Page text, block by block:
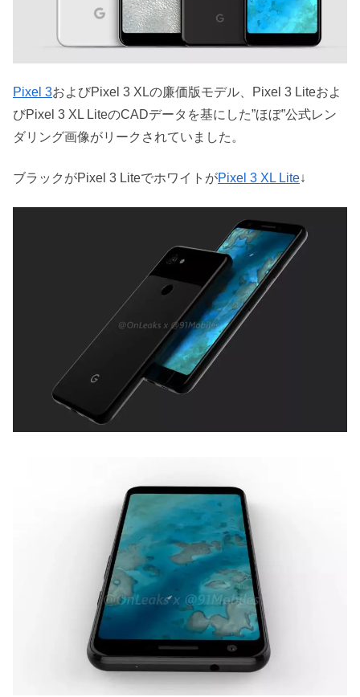
Pixel 3およびPixel 3 XLの廉価版モデル、Pixel 3 Liteおよ
びPixel 3 XL LiteのCADデータを基にした”ほぼ”公式レン
ダリング画像がリークされていました。
ブラックがPixel 3 LiteでホワイトがPixel 3 XL Lite↓